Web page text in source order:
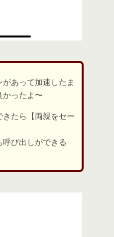
あって加速したま
かったよ〜
たら【両親をセー
び出しができる